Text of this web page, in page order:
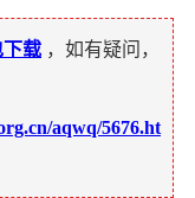
下载 ，如有疑问，
aqwq/5676.ht